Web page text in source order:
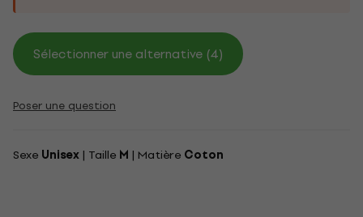
Sélectionner une alternative (4)
Poser une question
Sexe Unisex | Taille M | Matière Coton